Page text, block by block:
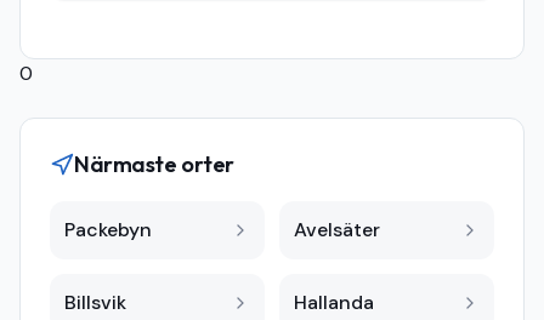
0
Närmaste orter
Packebyn Avelsäter
Billsvik Hallanda